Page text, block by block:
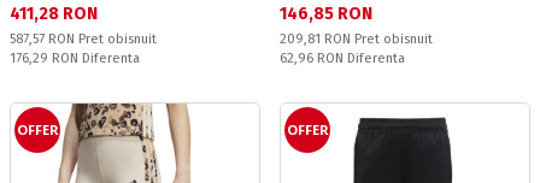
Текуща цена:
411,28 RON
Pret obisnuit:
587,57 RON Pret obisnuit
Спестявате:
176,29 RON Diferenta
Текуща цена:
146,85 RON
Pret obisnuit:
209,81 RON Pret obisnuit
Спестявате:
62,96 RON Diferenta
OFFER OFFER